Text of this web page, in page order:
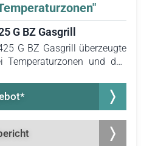
G BZ Gasgrill
G BZ Gasgrill überzeugte
und das
sich anhand von zwei
im Innern des Gasgrills
aus Metall ermöglicht
Lebensmittel mit